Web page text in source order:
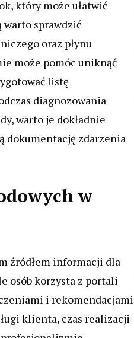
który może ułatwić
warto sprawdzić
oraz płynu
może pomóc uniknąć
listę
diagnozowania
warto je dokładnie
dokumentację zdarzenia
w
źródłem informacji dla
osób korzysta z portali
i rekomendacjami
klienta, czas realizacji